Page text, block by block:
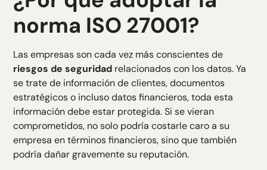
norma ISO 27001?
Las empresas son cada vez más conscientes de
riesgos de seguridad relacionados con los datos. Ya
se trate de información de clientes, documentos
estratégicos o incluso datos financieros, toda esta
información debe estar protegida. Si se vieran
comprometidos, no solo podría costarle caro a su
empresa en términos financieros, sino que también
podría dañar gravemente su reputación.